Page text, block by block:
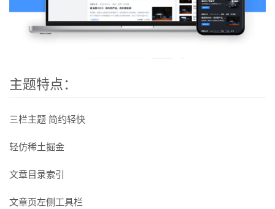
主题特点：
三栏主题 简约轻快
轻仿稀土掘金
文章目录索引
文章页左侧工具栏